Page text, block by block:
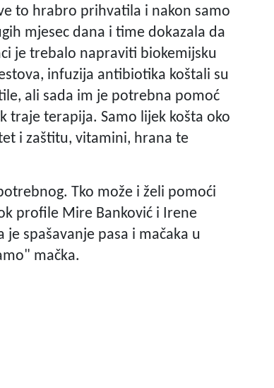
to hrabro prihvatila i nakon samo
mjesec dana i time dokazala da
je trebalo napraviti biokemijsku
infuzija antibiotika koštali su
ali sada im je potrebna pomoć
traje terapija. Samo lijek košta oko
i zaštitu, vitamini, hrana te
Tko može i želi pomoći
profile Mire Banković i Irene
spašavanje pasa i mačaka u
mačka.